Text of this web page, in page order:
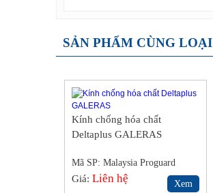
SẢN PHẨM CÙNG LOẠI
Kính chống hóa chất
Deltaplus GALERAS
Mã SP: Malaysia Proguard
S5BS
Giá: Liên hệ Xem